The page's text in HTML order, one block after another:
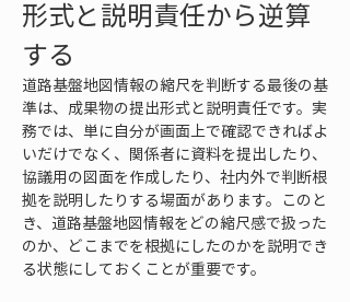
形式と説明責任から逆算
する
道路基盤地図情報の縮尺を判断する最後の基
準は、成果物の提出形式と説明責任です。実
務では、単に自分が画面上で確認できればよ
いだけでなく、関係者に資料を提出したり、
協議用の図面を作成したり、社内外で判断根
拠を説明したりする場面があります。このと
き、道路基盤地図情報をどの縮尺感で扱った
のか、どこまでを根拠にしたのかを説明でき
る状態にしておくことが重要です。